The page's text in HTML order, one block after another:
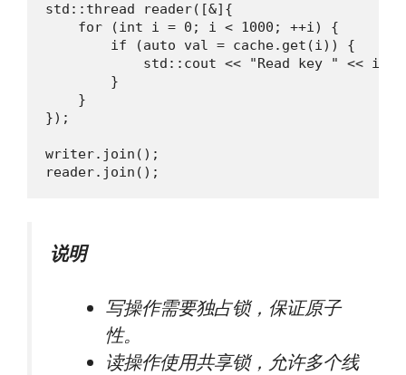
std::thread reader([&]{
    for (int i = 0; i < 1000; ++i) {
        if (auto val = cache.get(i)) {
std::cout << "Read key " << i
        }
    }
});
writer.join();
reader.join();
说明
写操作需要独占锁，保证原子
性。
读操作使用共享锁，允许多个线